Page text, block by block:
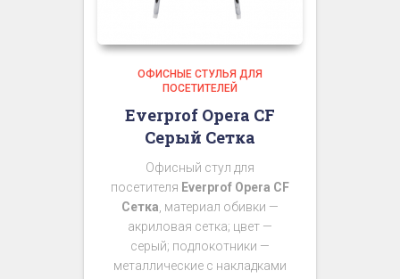
ОФИСНЫЕ СТУЛЬЯ ДЛЯ
ПОСЕТИТЕЛЕЙ
Everprof Opera CF
Серый Сетка
Офисный стул для
посетителя Everprof Opera CF
Сетка , материал обивки —
акриловая сетка; цвет —
серый; подлокотники —
металлические с накладками